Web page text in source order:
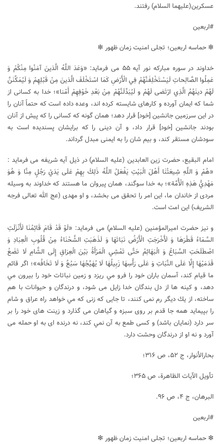
عسکرین(علیهما السلام) رفتند.
#اربعین
❇ حماسه اربعین؛ تجلی امنیت زمان ظهور ❇
خداوند در سوره مبارکه نور آیه ۵۵ می فرماید: «وَعَدَ اللَّهُ الَّذينَ آمَنُوا مِنْكُمْ وَ
عَمِلُوا الصَّالِحاتِ لَيَسْتَخْلِفَنَّهُمْ فِي الْأَرْضِ كَمَا اسْتَخْلَفَ الَّذينَ مِنْ قَبْلِهِمْ وَ لَيُمَكِّنَنَّ
لَهُمْ دينَهُمُ الَّذِي ارْتَضى‏ لَهُمْ و لَيُبَدِّلَنَّهُمْ مِنْ بَعْدِ خَوْفِهِمْ أَمْنا»؛ خدا به كسانى از
شما كه ايمان آورده و كارهاى شايسته كرده ‌اند، وعده داده است كه حتماً آنان را
در اين سرزمين جانشين [خود] قرار دهد؛ همان گونه كه كسانى را كه پيش از آنان
بودند جانشين [خود] قرار داد، و آن دينى را كه برايشان پسنديده است به
سودشان مستقر كند، و بيم شان را به ايمنى مبدل گرداند.
امام البقیع، حضرت زین العابدین (علیه السلام) در ذیل آیه شریفه می فرماید :
«هُمْ وَ اللَّهِ شِيعَتُنَا أَهْلَ الْبَيْتِ يَفْعَلُ اللَّهُ ذَلِكَ بِهِمْ عَلَى يَدَيْ رَجُلٍ مِنَّا وَ هُوَ
مَهْدِيُّ هَذِهِ الْأُمَّة»؛ به خدا سوگند، همان پیروان ما هستند که خداوند به وسیله
مردی از خاندان ما، این امر را تحقق می بخشد، و او مهدی (عج الله تعالی فرجه
الشریف) این امت است.
و نیز حضرت امیرالمؤمنین (علیه السلام) می فرماید: «لَوْ قَدْ قَامَ قَائِمُنَا لَأَنْزَلَتِ
السَّمَاءُ قَطْرَهَا وَ لَأَخْرَجَتِ الْأَرْضُ نَبَاتَهَا وَ لَذَهَبَتِ الشَّحْنَاءُ مِنْ قُلُوبِ الْعِبَادِ وَ
اصْطَلَحَتِ السِّبَاعُ وَ الْبَهَائِمُ حَتَّى تَمْشِي الْمَرْأَةُ بَيْنَ الْعِرَاقِ إِلَى الشَّامِ لَا تَضَعُ
قَدَمَيْهَا إِلَّا عَلَى النَّبَاتِ وَ عَلَى رَأْسِهَا زَبِيلُهَا لَا يُهَيِّجُهَا سَبُعٌ وَ لَا تَخَافُه‏»؛ اگر قائم
ما قيام كند، آسمان باران خود را فرو مي ريزد و زمين نباتات خود را بيرون مي
دهد، و كينه‏ ها از دل بندگان خدا زايل مى‏ شود، و درندگان و حيوانات با هم
ساخته، از يك ديگر رم نمى‏ كنند، تا جايى كه زنى كه مي خواهد راه عراق و شام
را بپيمايد همه جا قدم بر روى سبزه و گياهان مى‏ گذارد و زينت هاى خود را بر
سر دارد (نمایان باشد) و كسى طمع به آن نمي كند، نه درنده ‏اى به او حمله مى
‏آورد و نه او از درندگان وحشت دارد.
بحارالأنوار، ج ۵۲، ص ۳۱۶؛
تأويل الآيات الظاهرة، ص ۳۶۵؛
البرهان، ج ۴، ص ۹۶.
#اربعین
❇ حماسه اربعین؛ تجلی امنیت زمان ظهور ❇